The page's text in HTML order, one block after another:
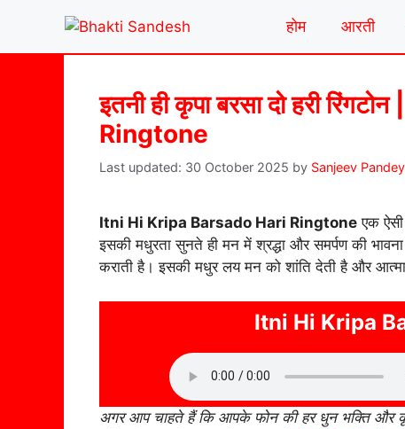
content
होम आरती
इतनी ही कृपा बरसा दो हरी
Ringtone
30 October 2025 by Sanjeev Pandey
Itni Hi Kripa Barsado Hari Ringtone एक ऐसी
इसकी मधुरता सुनते ही मन में श्रद्धा और समर्पण की
कराती है। इसकी मधुर लय मन को शांति देती है और
Itni Hi Kripa
अगर आप चाहते हैं कि आपके फोन की हर धुन भक्ति और